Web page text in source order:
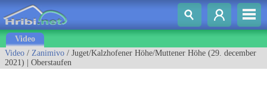
Video
Video / Zanimivo / Juget/Kalzhofener Höhe/Muttener Höhe (29. december
2021) | Oberstaufen